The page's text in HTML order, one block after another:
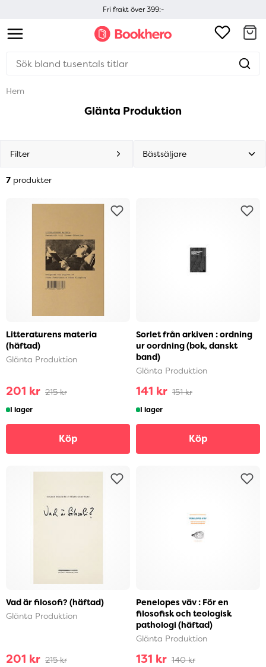
Fri frakt över 399:-
Hem
Glänta Produktion
Filter
7 produkter
Litteraturens materia
(häftad)
Glänta Produktion
201 kr 215 kr
I lager
Köp
Sorlet från arkiven : ordning
ur oordning (bok, danskt
band)
Glänta Produktion
141 kr 151 kr
I lager
Köp
Vad är filosofi? (häftad)
Glänta Produktion
201 kr 215 kr
Penelopes väv : För en
filosofisk och teologisk
pathologi (häftad)
Glänta Produktion
131 kr 140 kr